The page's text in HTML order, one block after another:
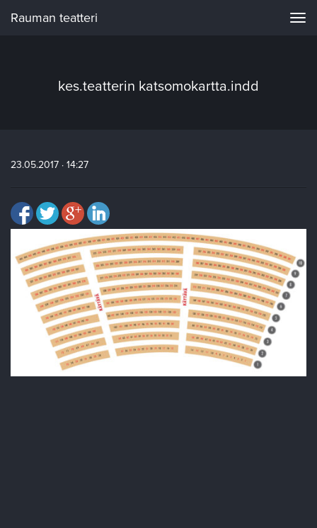
Rauman teatteri
kes.teatterin katsomokartta.indd
23.05.2017 · 14:27